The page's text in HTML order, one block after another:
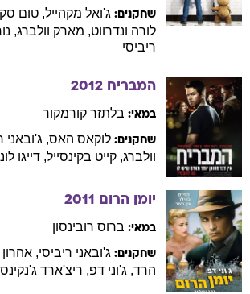
שחקנים: ג'ואל מקהייל, טום
לורה ונדרווט, מארק וולברג,
ריביסי
המבריח 2012
במאי: בלתזר קורמקור
שחקנים: לוקאס האס, ג'ובאני
וולברג, קייט בקינסייל, דייגו
יומן הרום 2011
במאי: ברוס רובינסון
שחקנים: ג'ובאני ריביסי, אהרון
הרד, ג'וני דפ, ריצ'ארד ג'נקינס